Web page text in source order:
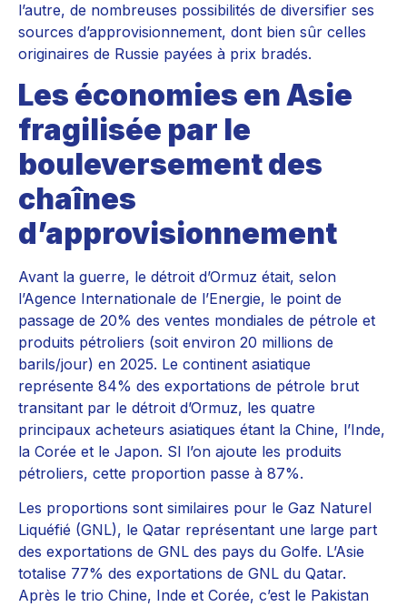
l’autre, de nombreuses possibilités de diversifier ses
sources d’approvisionnement, dont bien sûr celles
originaires de Russie payées à prix bradés.
Les économies en Asie
fragilisée par le
bouleversement des
chaînes
d’approvisionnement
Avant la guerre, le détroit d’Ormuz était, selon
l’Agence Internationale de l’Energie, le point de
passage de 20% des ventes mondiales de pétrole et
produits pétroliers (soit environ 20 millions de
barils/jour) en 2025. Le continent asiatique
représente 84% des exportations de pétrole brut
transitant par le détroit d’Ormuz, les quatre
principaux acheteurs asiatiques étant la Chine, l’Inde,
la Corée et le Japon. SI l’on ajoute les produits
pétroliers, cette proportion passe à 87%.
Les proportions sont similaires pour le Gaz Naturel
Liquéfié (GNL), le Qatar représentant une large part
des exportations de GNL des pays du Golfe. L’Asie
totalise 77% des exportations de GNL du Qatar.
Après le trio Chine, Inde et Corée, c’est le Pakistan